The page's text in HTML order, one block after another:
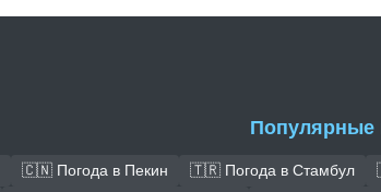
Популярные
🇨🇳 Погода в Пекин 🇹🇷 Погода в Стамбул